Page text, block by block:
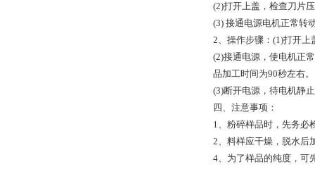
(2)打开上盖，检查刀片
(3) 接通电源电机正常转
2、操作步骤：(1)打开
(2)接通电源，使电机正
品加工时间为90秒左右。
(3)断开电源，待电机静
四、注意事项：
1、粉碎样品时，先务必
2、料样应干燥，脱水后
4、为了样品的纯度，可